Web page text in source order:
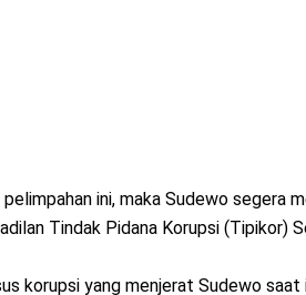
pelimpahan ini, maka Sudewo segera
Tindak Pidana Korupsi (Tipikor)
korupsi yang menjerat Sudewo